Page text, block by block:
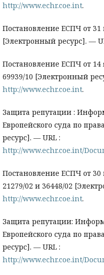
http://www.echr.coe.int.
Постановление ЕСПЧ от 31
[Электронный ресурс]. —
Постановление ЕСПЧ от
69939/10 [Электронный
http://www.echr.coe.int.
Защита репутации :
Европейского суда по
ресурс]. — URL :
http://www.echr.coe.int/
Постановление ЕСПЧ от
21279/02 и 36448/02
http://www.echr.coe.int.
Защита репутации:
Европейского суда по
ресурс]. — URL :
http://www.echr.coe.int/